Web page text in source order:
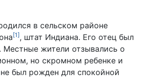
в сельском районе
[1], штат Индиана. Его отец был
жители отзывались о
но скромном ребенке и
был рожден для спокойной